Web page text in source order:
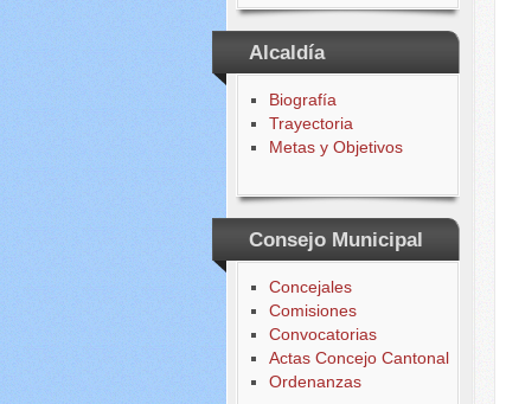
Alcaldía
Biografía
Trayectoria
Metas y Objetivos
Consejo Municipal
Concejales
Comisiones
Convocatorias
Actas Concejo Cantonal
Ordenanzas